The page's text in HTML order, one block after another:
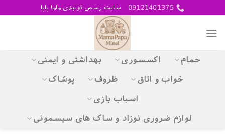
content
09121401375 سایت رسمی تولیدی ماما پاپا
حمام اکسسوری بهداشتی و ایمنی
خواب و اتاق ظروف پوشاک
اسباب بازی
لوازم ضروری نوزاد و ساک های سیسمونی